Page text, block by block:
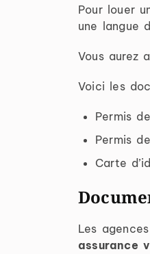
Pour louer
une langue
Vous aurez
Voici les
Permis
Permis
Carte
Les
assurance